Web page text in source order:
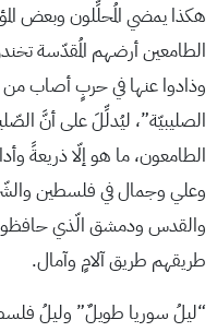
هكذا يمضي المُحلِّلون وبعض
الطامعين أرضهم المُقدّسة
وذادوا عنها في حربٍ أصاب
الصليبيّة”، ليُدلِّلَ على أنَّ
الطامعون، ما هو إلّا ذريعةً
وعلي وجمال في فلسطين
والقدس ودمشق الّذي حافظوا
طريقهم طريق آلامٍ وآمال.
“ليلُ سوريا طويلٌ” وليلُ